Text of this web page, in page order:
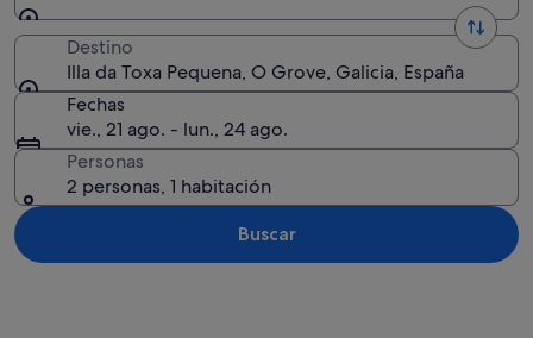
Destino
Illa da Toxa Pequena, O Grove, Galicia, España
Fechas
vie., 21 ago. - lun., 24 ago.
Personas
2 personas, 1 habitación
Buscar